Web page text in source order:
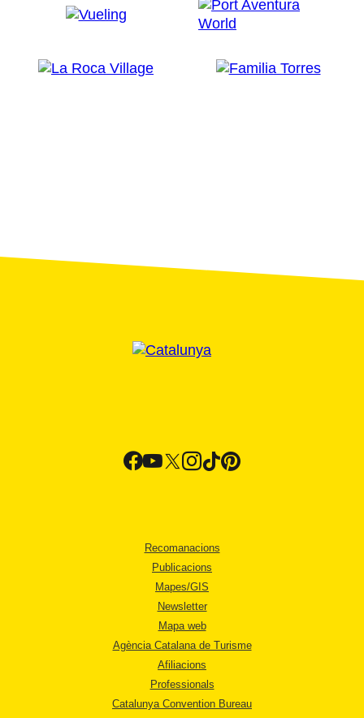
Recomanacions
Publicacions
Mapes/GIS
Newsletter
Mapa web
Agència Catalana de Turisme
Afiliacions
Professionals
Catalunya Convention Bureau